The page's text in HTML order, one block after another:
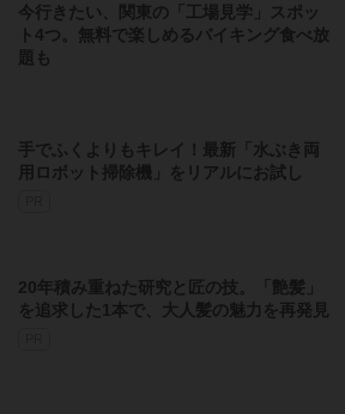
今行きたい、関東の「工場見学」スポッ
ト4つ。無料で楽しめるバイキング食べ放
題も
手でふくよりもキレイ！最新「水ぶき両
用ロボット掃除機」をリアルにお試し
20年積み重ねた研究と匠の技。「艶髪」
を追求した1本で、大人髪の魅力を再発見